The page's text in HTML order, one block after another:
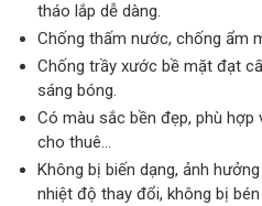
tháo lắp dễ dàng.
Chống thấm nước, chống ẩm
Chống trầy xước bề mặt đạt
sáng bóng.
Có màu sắc bền đẹp, phù hợp
cho thuê…
Không bị biến dạng, ảnh
nhiệt độ thay đổi, không bị bén